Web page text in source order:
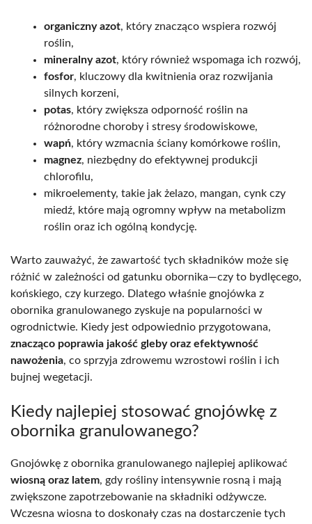
organiczny azot, który znacząco wspiera rozwój
roślin,
mineralny azot, który również wspomaga ich rozwój,
fosfor, kluczowy dla kwitnienia oraz rozwijania
silnych korzeni,
potas, który zwiększa odporność roślin na
różnorodne choroby i stresy środowiskowe,
wapń, który wzmacnia ściany komórkowe roślin,
magnez, niezbędny do efektywnej produkcji
chlorofilu,
mikroelementy, takie jak żelazo, mangan, cynk czy
miedź, które mają ogromny wpływ na metabolizm
roślin oraz ich ogólną kondycję.
Warto zauważyć, że zawartość tych składników może się
różnić w zależności od gatunku obornika—czy to bydlęcego,
końskiego, czy kurzego. Dlatego właśnie gnojówka z
obornika granulowanego zyskuje na popularności w
ogrodnictwie. Kiedy jest odpowiednio przygotowana,
znacząco poprawia jakość gleby oraz efektywność
nawożenia, co sprzyja zdrowemu wzrostowi roślin i ich
bujnej wegetacji.
Kiedy najlepiej stosować gnojówkę z
obornika granulowanego?
Gnojówkę z obornika granulowanego najlepiej aplikować
wiosną oraz latem, gdy rośliny intensywnie rosną i mają
zwiększone zapotrzebowanie na składniki odżywcze.
Wczesna wiosna to doskonały czas na dostarczenie tych